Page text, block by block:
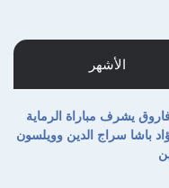
الأشهر
يشرف مباراة الرماية
باشا سراج الدين وويلسون